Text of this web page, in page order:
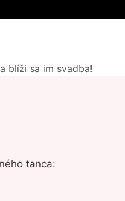
blíži sa im svadba!
tanca: